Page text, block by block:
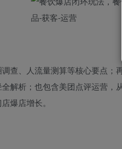
查、人流量测算等核心要点；
解析；也包含美团点评运营
爆店增长。